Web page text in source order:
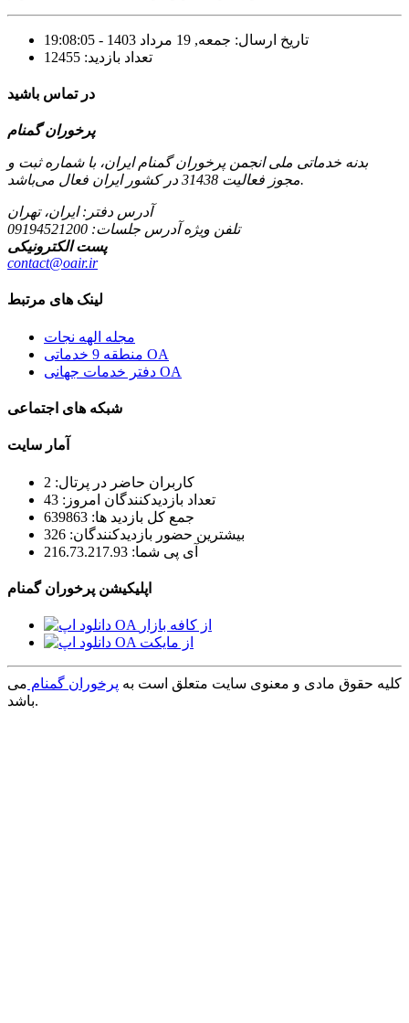
تاریخ ارسال: جمعه, 19 مرداد 1403 - 19:08:05
تعداد بازدید: 12455
در تماس باشید
پرخوران گمنام
بدنه خدماتی ملی انجمن پرخوران گمنام ایران، با شماره ثبت و
مجوز فعالیت 31438 در کشور ایران فعال می‌باشد.
آدرس دفتر: ایران، تهران
تلفن ویژه آدرس جلسات:
پست الکترونیکی
contact@oair.ir
لینک های مرتبط
مجله الهه نجات
منطقه 9 خدماتی OA
دفتر خدمات جهانی OA
شبکه های اجتماعی
آمار سایت
کاربران حاضر در پرتال: 2
تعداد بازدیدکنندگان امروز: 43
جمع کل بازدید ها: 639863
بیشترین حضور بازدیدکنندگان: 326
آی پی شما: 216.73.217.93
اپلیکیشن پرخوران گمنام
کلیه حقوق مادی و معنوی سایت متعلق است به پرخوران گمنام می
باشد.